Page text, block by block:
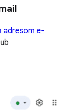
adresom e-